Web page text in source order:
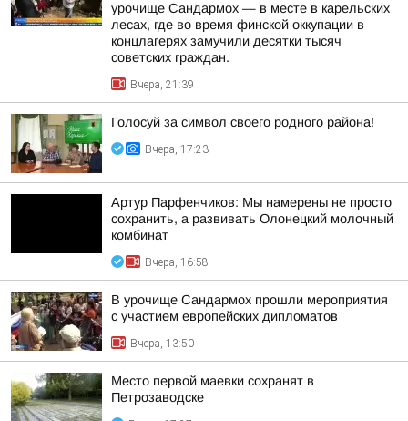
урочище Сандармох — в месте в карельских
лесах, где во время финской оккупации в
концлагерях замучили десятки тысяч
советских граждан.
Вчера, 21:39
Голосуй за символ своего родного района!
Вчера, 17:23
Артур Парфенчиков: Мы намерены не просто
сохранить, а развивать Олонецкий молочный
комбинат
Вчера, 16:58
В урочище Сандармох прошли мероприятия
с участием европейских дипломатов
Вчера, 13:50
Место первой маевки сохранят в
Петрозаводске